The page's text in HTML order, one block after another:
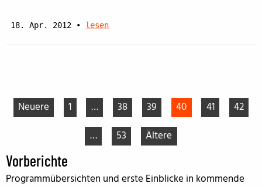
18. Apr. 2012 • lesen
Neuere 1 … 38 39 40 41
42
…
53 Ältere
Vorberichte
Programmübersichten und erste Einblicke in kommende